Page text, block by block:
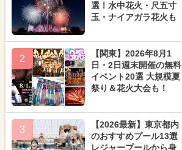
選！水中花火・尺五寸
玉・ナイアガラ花火も
2
【関東】2026年8月1
日・2日週末開催の無料
イベント20選 大規模夏
祭り＆花火大会も！
3
【2026最新】東京都内
のおすすめプール13選
レジャープールから身